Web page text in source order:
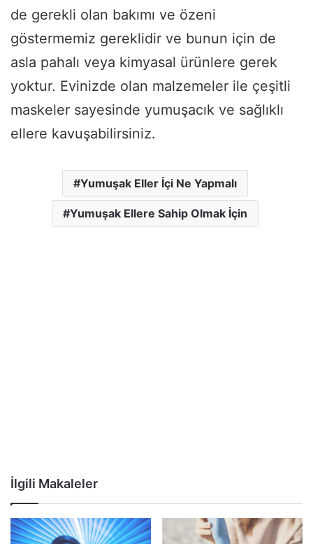
de gerekli olan bakımı ve özeni
göstermemiz gereklidir ve bunun için de
asla pahalı veya kimyasal ürünlere gerek
yoktur. Evinizde olan malzemeler ile çeşitli
maskeler sayesinde yumuşacık ve sağlıklı
ellere kavuşabilirsiniz.
Yumuşak Eller İçi Ne Yapmalı
Yumuşak Ellere Sahip Olmak İçin
İlgili Makaleler